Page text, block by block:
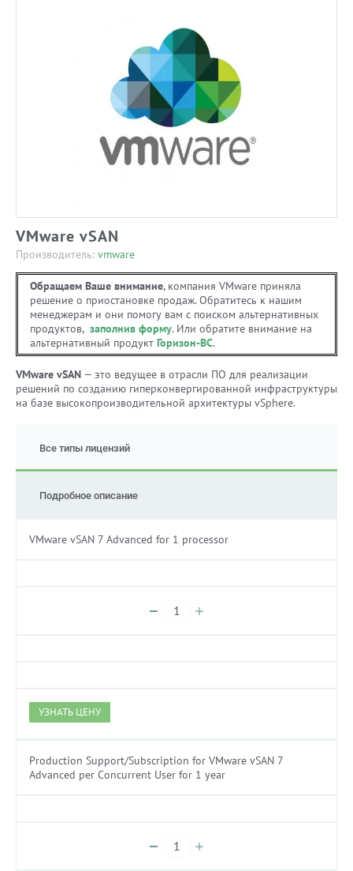
VMware vSAN
Производитель: vmware
Обращаем Ваше внимание, компания VMware приняла
решение о приостановке продаж. Обратитесь к нашим
менеджерам и они помогу вам с поиском альтернативных
продуктов, заполнив форму. Или обратите внимание на
альтернативный продукт Горизон-ВС.
VMware vSAN — это ведущее в отрасли ПО для реализации
решений по созданию гиперконвергированной инфраструктуры
на базе высокопроизводительной архитектуры vSphere.
Все типы лицензий
Подробное описание
VMware vSAN 7 Advanced for 1 processor
УЗНАТЬ ЦЕНУ
Production Support/Subscription for VMware vSAN 7
Advanced per Concurrent User for 1 year